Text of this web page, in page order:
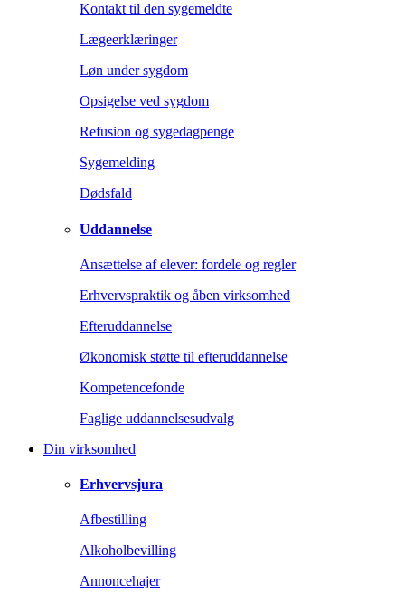
Kontakt til den sygemeldte
Lægeerklæringer
Løn under sygdom
Opsigelse ved sygdom
Refusion og sygedagpenge
Sygemelding
Dødsfald
Uddannelse
Ansættelse af elever: fordele og regler
Erhvervspraktik og åben virksomhed
Efteruddannelse
Økonomisk støtte til efteruddannelse
Kompetencefonde
Faglige uddannelsesudvalg
Din virksomhed
Erhvervsjura
Afbestilling
Alkoholbevilling
Annoncehajer